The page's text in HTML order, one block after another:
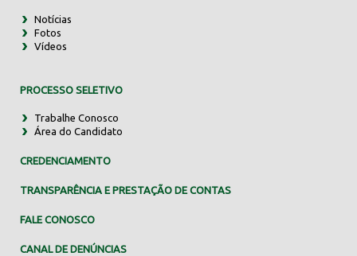
Notícias
Fotos
Vídeos
PROCESSO SELETIVO
Trabalhe Conosco
Área do Candidato
CREDENCIAMENTO
TRANSPARÊNCIA E PRESTAÇÃO DE CONTAS
FALE CONOSCO
CANAL DE DENÚNCIAS